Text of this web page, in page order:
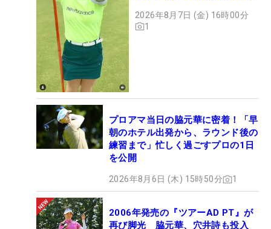
2026年8月7日 (金) 16時00分
1
プロアマ当日の脇元華に密着！「早
朝のホテル出発から、ラウンド後の
練習まで」忙しく過ごすプロの1日
を公開
2026年8月6日 (木) 15時50分 1
2006年発売の『ツアーAD PT』が
再び脚光 脇元華、穴井詩も投入